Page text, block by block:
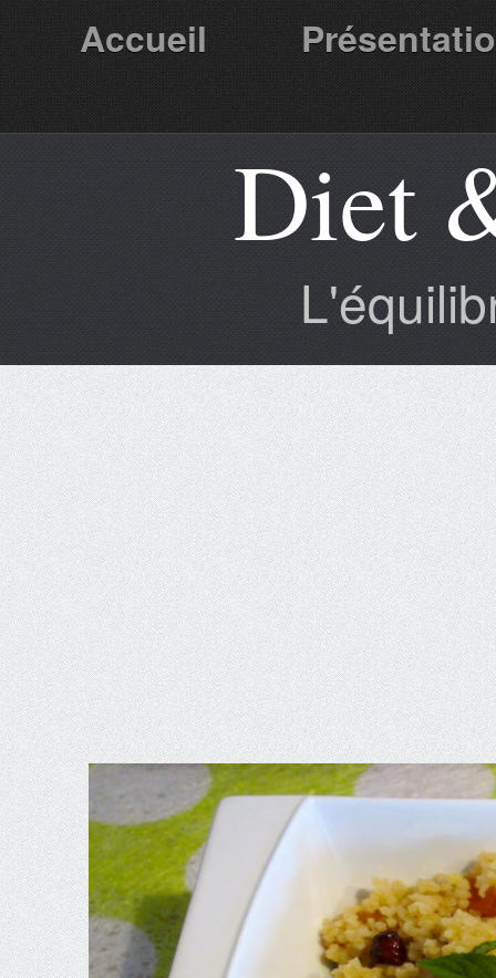
Accueil
Partenaires Diet